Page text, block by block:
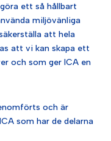
göra ett så hållbart
vända miljövänliga
äkerställa att hela
as att vi kan skapa ett
och som ger ICA en
och är
som har de delarna